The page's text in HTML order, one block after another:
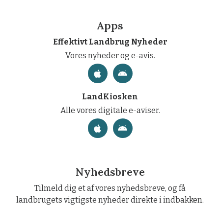
Apps
Effektivt Landbrug Nyheder
Vores nyheder og e-avis.
LandKiosken
Alle vores digitale e-aviser.
Nyhedsbreve
Tilmeld dig et af vores nyhedsbreve, og få
landbrugets vigtigste nyheder direkte i indbakken.